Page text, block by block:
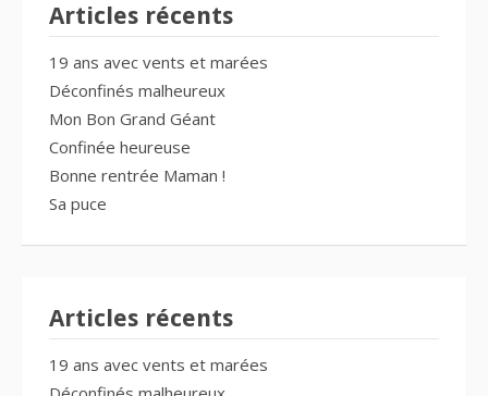
Articles récents
19 ans avec vents et marées
Déconfinés malheureux
Mon Bon Grand Géant
Confinée heureuse
Bonne rentrée Maman !
Sa puce
Articles récents
19 ans avec vents et marées